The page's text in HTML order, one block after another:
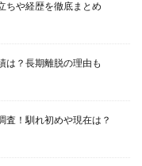
ちや経歴を徹底まとめ
は？長期離脱の理由も
査！馴れ初めや現在は？